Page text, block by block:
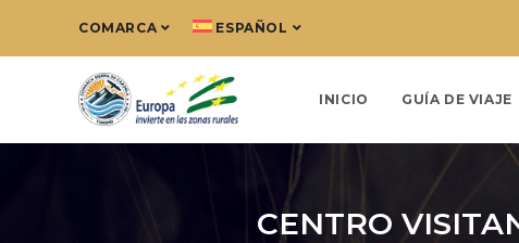
COMARCA ESPAÑOL
INICIO GUÍA DE VIAJE
CENTRO